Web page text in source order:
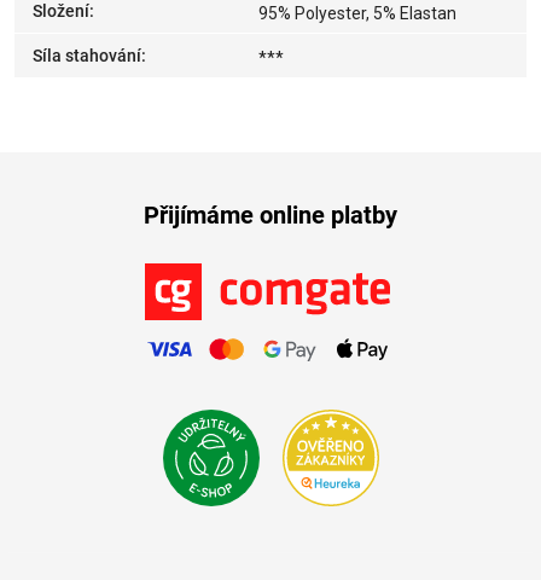
Složení: 95% Polyester, 5% Elastan
Síla stahování: ***
Přijímáme online platby